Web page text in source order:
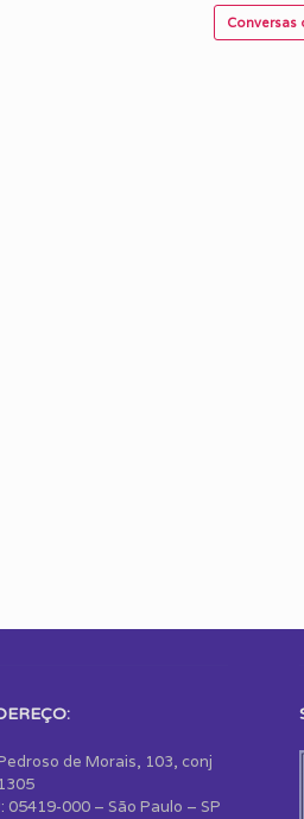
de Morais, 103, conj
05419-000 – São Paulo – SP